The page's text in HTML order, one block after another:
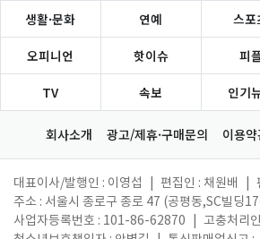
생활·문화 연예 스포
오피니언 핫이슈 피
TV 속보 인기
회사소개 광고/제휴·구매문의 이용약
대표이사/발행인 : 이영섭 편집인 : 채원배
주소 : 서울시 종로구 종로 47 (공평동,SC빌딩
사업자등록번호 : 101-86-62870
고충처리